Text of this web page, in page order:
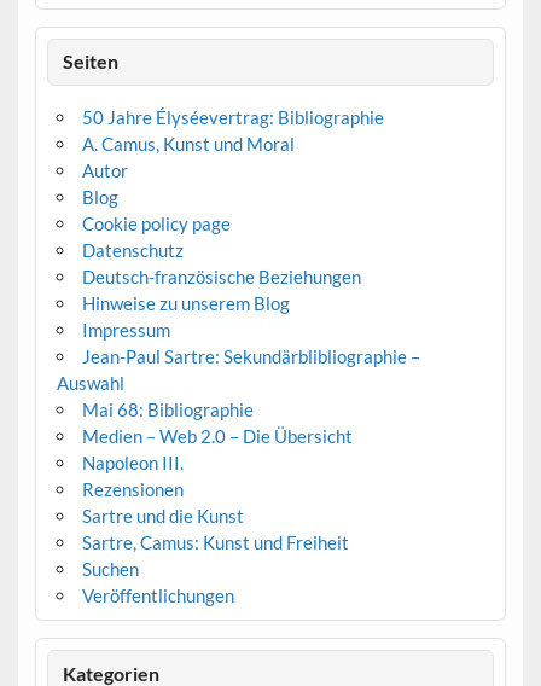
Seiten
50 Jahre Élyséevertrag: Bibliographie
A. Camus, Kunst und Moral
Autor
Blog
Cookie policy page
Datenschutz
Deutsch-französische Beziehungen
Hinweise zu unserem Blog
Impressum
Jean-Paul Sartre: Sekundärblibliographie –
Auswahl
Mai 68: Bibliographie
Medien – Web 2.0 – Die Übersicht
Napoleon III.
Rezensionen
Sartre und die Kunst
Sartre, Camus: Kunst und Freiheit
Suchen
Veröffentlichungen
Kategorien